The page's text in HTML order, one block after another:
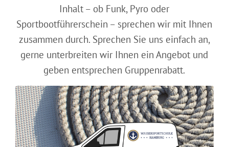
Inhalt – ob Funk, Pyro oder
Sportbootführerschein – sprechen wir mit Ihnen
zusammen durch. Sprechen Sie uns einfach an,
gerne unterbreiten wir Ihnen ein Angebot und
geben entsprechen Gruppenrabatt.